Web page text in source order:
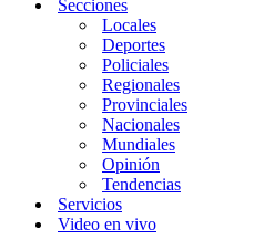
Secciones
Locales
Deportes
Policiales
Regionales
Provinciales
Nacionales
Mundiales
Opinión
Tendencias
Servicios
Video en vivo